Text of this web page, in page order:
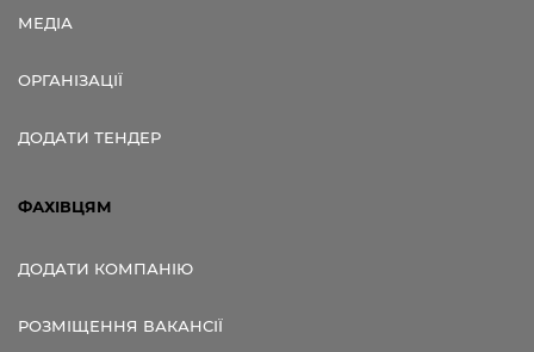
МЕДІА
ОРГАНІЗАЦІЇ
ДОДАТИ ТЕНДЕР
ФАХІВЦЯМ
ДОДАТИ КОМПАНІЮ
РОЗМІЩЕННЯ ВАКАНСІЇ